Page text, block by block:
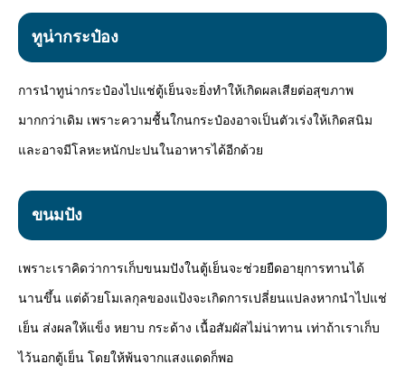
ทูน่ากระป๋อง
การนำทูน่ากระป๋องไปแช่ตู้เย็นจะยิ่งทำให้เกิดผลเสียต่อสุขภาพ
มากกว่าเดิม เพราะความชื้นใกนกระป๋องอาจเป็นตัวเร่งให้เกิดสนิม
และอาจมีโลหะหนักปะปนในอาหารได้อีกด้วย
ขนมปัง
เพราะเราคิดว่าการเก็บขนมปังในตู้เย็นจะช่วยยืดอายุการทานได้
นานขึ้น แต่ด้วยโมเลกุลของแป้งจะเกิดการเปลี่ยนแปลงหากนำไปแช่
เย็น ส่งผลให้แข็ง หยาบ กระด้าง เนื้อสัมผัสไม่น่าทาน เท่าถ้าเราเก็บ
ไว้นอกตู้เย็น โดยให้พ้นจากแสงแดดก็พอ